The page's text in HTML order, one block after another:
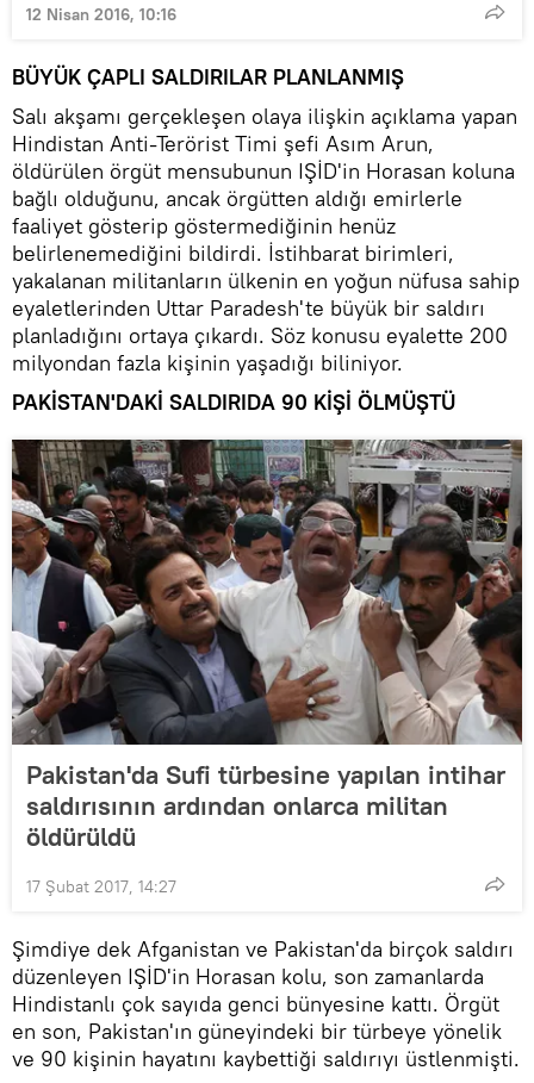
12 Nisan 2016, 10:16
BÜYÜK ÇAPLI SALDIRILAR PLANLANMIŞ
Salı akşamı gerçekleşen olaya ilişkin açıklama yapan
Hindistan Anti-Terörist Timi şefi Asım Arun,
öldürülen örgüt mensubunun IŞİD'in Horasan koluna
bağlı olduğunu, ancak örgütten aldığı emirlerle
faaliyet gösterip göstermediğinin henüz
belirlenemediğini bildirdi. İstihbarat birimleri,
yakalanan militanların ülkenin en yoğun nüfusa sahip
eyaletlerinden Uttar Paradesh'te büyük bir saldırı
planladığını ortaya çıkardı. Söz konusu eyalette 200
milyondan fazla kişinin yaşadığı biliniyor.
PAKİSTAN'DAKİ SALDIRIDA 90 KİŞİ ÖLMÜŞTÜ
Pakistan'da Sufi türbesine yapılan intihar
saldırısının ardından onlarca militan
öldürüldü
17 Şubat 2017, 14:27
Şimdiye dek Afganistan ve Pakistan'da birçok saldırı
düzenleyen IŞİD'in Horasan kolu, son zamanlarda
Hindistanlı çok sayıda genci bünyesine kattı. Örgüt
en son, Pakistan'ın güneyindeki bir türbeye yönelik
ve 90 kişinin hayatını kaybettiği saldırıyı üstlenmişti.